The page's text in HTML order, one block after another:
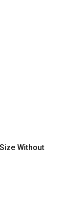
Without